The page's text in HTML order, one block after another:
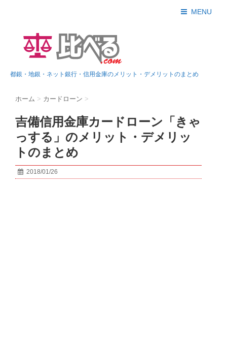
MENU
都銀・地銀・ネット銀行・信用金庫のメリット・デメリットのまとめ
ホーム > カードローン >
吉備信用金庫カードローン「きゃ
っする」のメリット・デメリッ
トのまとめ
2018/01/26